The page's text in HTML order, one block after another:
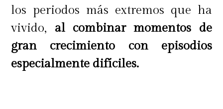
los periodos más extremos que ha
vivido, al combinar momentos de
gran crecimiento con episodios
especialmente difíciles.